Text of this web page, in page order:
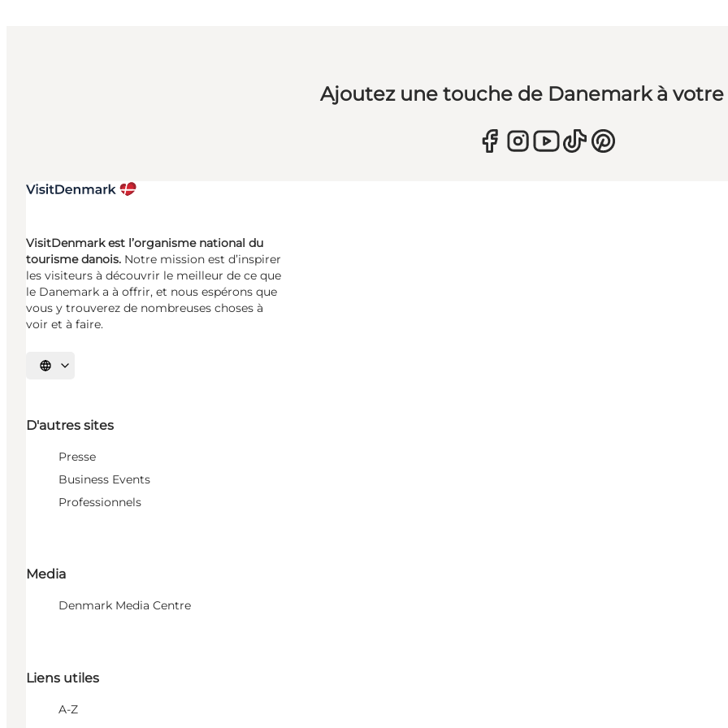
Ajoutez une touche de Danemark à
VisitDenmark est l’organisme national du
tourisme danois. Notre mission est d’inspirer
les visiteurs à découvrir le meilleur de ce que
le Danemark a à offrir, et nous espérons que
vous y trouverez de nombreuses choses à
voir et à faire.
Choisissez la langue
D'autres sites
Presse
Business Events
Professionnels
Media
Denmark Media Centre
Liens utiles
A-Z